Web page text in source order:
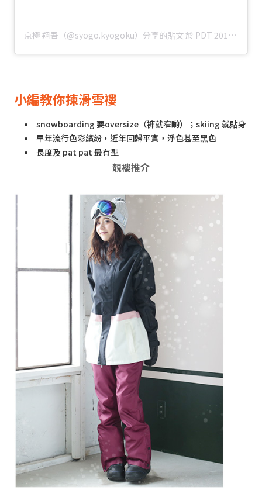
京極 翔吾（@syogo.kyogoku）分享的貼文 於 PDT 2019 年 10月 月 4 日 上午 8:05
小編教你揀滑雪褸
snowboarding 要oversize（褲就窄啲）；skiing 就貼身
早年流行色彩繽紛，近年回歸平實，淨色甚至黑色
長度及 pat pat 最有型
靚褸推介